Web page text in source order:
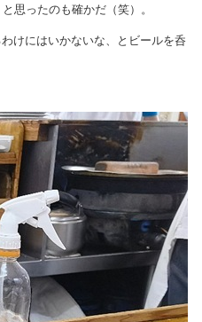
思ったのも確かだ（笑）。
けにはいかないな、とビールを呑